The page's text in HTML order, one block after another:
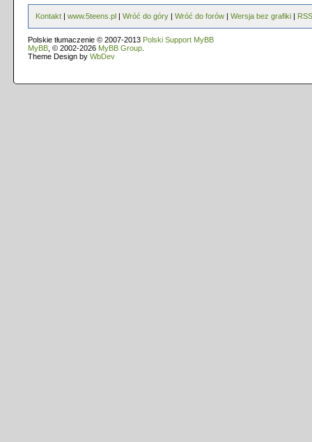
Kontakt | www.5teens.pl | Wróć do góry | Wróć do forów | Wersja bez grafiki | RSS
Polskie tłumaczenie © 2007-2013 Polski Support MyBB
MyBB , © 2002-2026 MyBB Group
Theme Design by WbDev